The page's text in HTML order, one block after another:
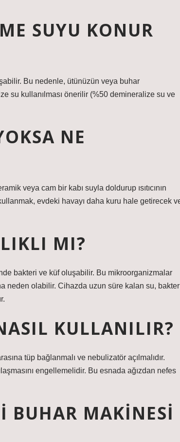
SUYU KONUR
Bu nedenle, ütünüzün veya buhar
su kullanılması önerilir (%50 demineralize su ve
NE
veya cam bir kabı suyla doldurup ısıtıcının
evdeki havayı daha kuru hale getirecek
MI?
bakteri ve küf oluşabilir. Bu mikroorganizmalar
neden olabilir. Cihazda uzun süre kalan su,
KULLANILIR?
tüp bağlanmalı ve nebulizatör açılmalıdır.
engellemelidir. Bu esnada ağızdan nefes
BUHAR MAKINESI